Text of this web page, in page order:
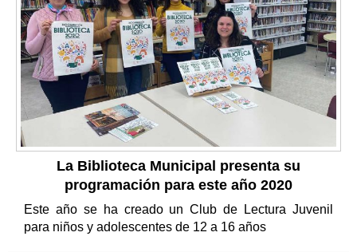
La Biblioteca Municipal presenta su
programación para este año 2020
Este año se ha creado un Club de Lectura Juvenil
para niños y adolescentes de 12 a 16 años